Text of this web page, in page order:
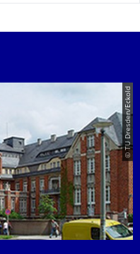
© TU Dresden/Eckold